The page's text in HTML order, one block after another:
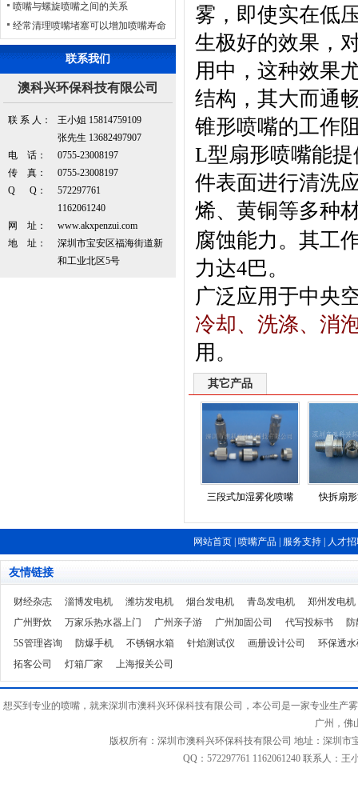
喷嘴与螺旋喷嘴之间的关系
经常清理喷嘴堵塞可以增加喷嘴寿命
联系我们
澳科兴环保科技有限公司
联 系 人：
王小姐 15814759109
张先生 13682497907
电 话：
0755-23008197
传 真：
0755-23008197
Q Q：
572297761
1162061240
网 址：
www.akxpenzui.com
地 址：
深圳市宝安区福海街道新
和工业北区5号
雾，即使实在低
生极好的效果，
用中，这种效果
结构，其大而通
锥形喷嘴的工作
L型扇形喷嘴能
件表面进行清洗
烯、黄铜等多种
腐蚀能力。其工
力达4巴。
广泛应用于中央
冷却、洗涤、消
用 。
其它产品
三段式加湿雾化喷嘴 快拆扇
网站首页 喷嘴产品 服务支持 人才
友情链接
财经杂志 淄博发电机 潍坊发电机 烟台发电机 青岛发电机
郑州发电机
广州野炊
万家乐热水器上门 广州亲子游 广州加固公司 代写投标书
防
5S管理咨询
防爆手机 不锈钢水箱 针焰测试仪 画册设计公司
环保透
拓客公司
灯箱厂家 上海报关公司
想买到专业的喷嘴，就来深圳市澳科兴环保科技有限公司，本公司是一家专业生
广州，佛
版权所有：深圳市澳科兴环保科技有限公司 地址：深圳市
QQ：572297761 1162061240 联系人：王